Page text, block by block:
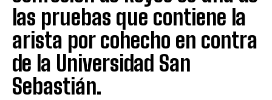
las pruebas que contiene la
arista por cohecho en contra
de la Universidad San
Sebastián.